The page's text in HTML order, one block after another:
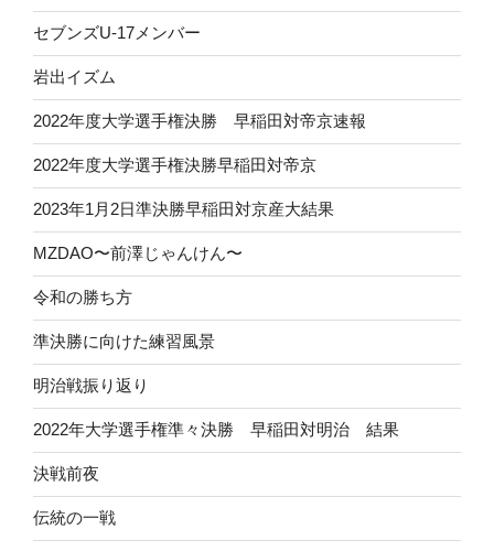
セブンズU-17メンバー
岩出イズム
2022年度大学選手権決勝 早稲田対帝京速報
2022年度大学選手権決勝早稲田対帝京
2023年1月2日準決勝早稲田対京産大結果
MZDAO〜前澤じゃんけん〜
令和の勝ち方
準決勝に向けた練習風景
明治戦振り返り
2022年大学選手権準々決勝 早稲田対明治 結果
決戦前夜
伝統の一戦